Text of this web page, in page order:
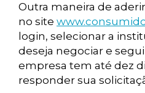
Outra maneira de
no site
login, selecionar a
deseja negociar e
empresa tem até dez
responder sua